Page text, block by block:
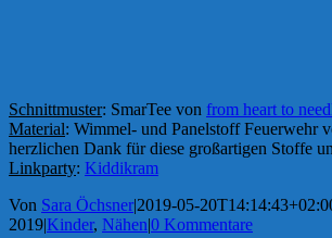
Schnittmuster: SmarTee von from heart to
Material: Wimmel- und Panelstoff Feuerwehr
herzlichen Dank für diese großartigen Stoffe
Linkparty: Kiddikram
Von Sara Öchsner|2019-05-
2019|Kinder, Nähen|0 Kommentare